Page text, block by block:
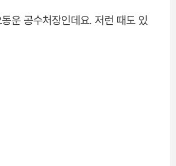
운 공수처장인데요. 저런 때도 있